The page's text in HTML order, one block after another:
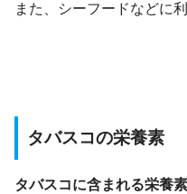
また、シーフードなどに
タバスコの栄養素
タバスコに含まれる栄養素